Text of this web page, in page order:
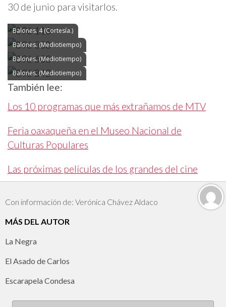
30 de junio para visitarlos.
Balones. 4 (Cortesía.)
Balones. (Mediotiempo)
Balones. (Mediotiempo)
Balones. (Mediotiempo)
También lee:
Los 10 programas que más extrañamos de MTV
Feria oaxaqueña en el Museo Nacional de
Culturas Populares
Las próximas películas de los grandes del cine
Con información de: Verónica Chávez Aldaco
MÁS DEL AUTOR
La Negra
El Asado de Carlos
Escarapela Condesa